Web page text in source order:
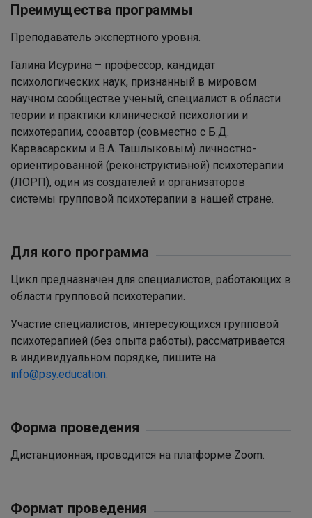
Преимущества программы
Преподаватель экспертного уровня.
Галина Исурина – профессор, кандидат
психологических наук, признанный в мировом
научном сообществе ученый, специалист в области
теории и практики клинической психологии и
психотерапии, сооавтор (совместно с Б.Д.
Карвасарским и В.А. Ташлыковым) личностно-
ориентированной (реконструктивной) психотерапии
(ЛОРП), один из создателей и организаторов
системы групповой психотерапии в нашей стране.
Для кого программа
Цикл предназначен для специалистов, работающих в
области групповой психотерапии.
Участие специалистов, интересующихся групповой
психотерапией (без опыта работы), рассматривается
в индивидуальном порядке, пишите на
info@psy.education.
Форма проведения
Дистанционная, проводится на платформе Zoom.
Формат проведения